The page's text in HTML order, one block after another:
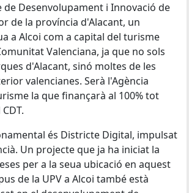
de Desenvolupament i Innovació de
de la província d'Alacant, un
a Alcoi com a capital del turisme
Valenciana, ja que no sols
d'Alacant, sinó moltes de les
valencianes. Serà l'Agència
la que finançarà al 100% tot
és Districte Digital, impulsat
Un projecte que ja ha iniciat la
per a la seua ubicació en aquest
de la UPV a Alcoi també està